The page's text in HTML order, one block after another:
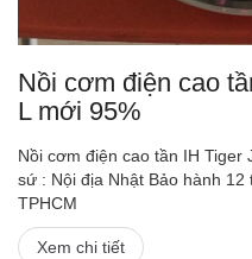
Nồi cơm điện cao
L mới 95%
Nồi cơm điện cao tần IH
sứ : Nội địa Nhật Bảo hành
TPHCM
Xem chi tiết